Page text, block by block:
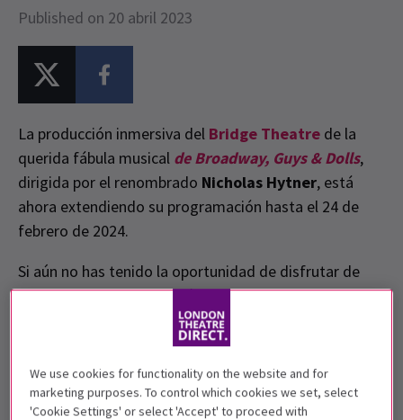
Published on 20 abril 2023
La producción inmersiva del Bridge Theatre de la
querida fábula musical de Broadway, Guys & Dolls,
dirigida por el renombrado Nicholas Hytner, está
ahora extendiendo su programación hasta el 24 de
febrero de 2024.
Si aún no has tenido la oportunidad de disfrutar de
este espectacular espectáculo, ¡ahora es el momento
de arriesgarte! Con sus personajes cautivadores,
diálogos ágiles y melodías inolvidables, ¡esta
producción de Guys & Dollsha recibido críticas
entusiastas! ¡Reserva tus entradas hoy mismo!
We use cookies for functionality on the website and for
marketing purposes. To control which cookies we set, select
'Cookie Settings' or select 'Accept' to proceed with